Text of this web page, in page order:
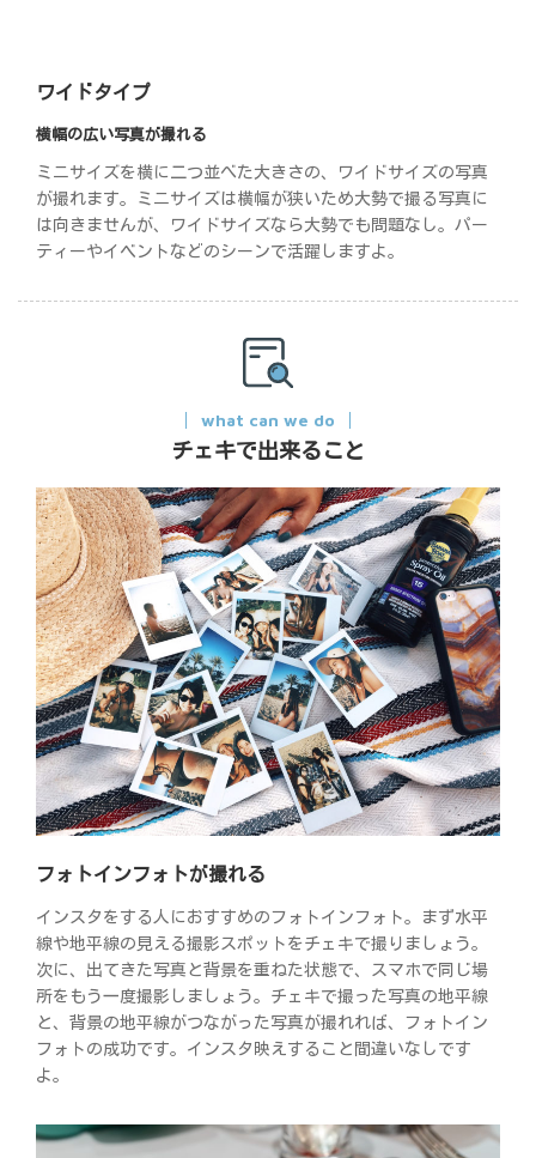
ワイドタイプ
横幅の広い写真が撮れる
ミニサイズを横に二つ並べた大きさの、ワイドサイズの写真
が撮れます。ミニサイズは横幅が狭いため大勢で撮る写真に
は向きませんが、ワイドサイズなら大勢でも問題なし。パー
ティーやイベントなどのシーンで活躍しますよ。
what can we do
チェキで出来ること
フォトインフォトが撮れる
インスタをする人におすすめのフォトインフォト。まず水平
線や地平線の見える撮影スポットをチェキで撮りましょう。
次に、出てきた写真と背景を重ねた状態で、スマホで同じ場
所をもう一度撮影しましょう。チェキで撮った写真の地平線
と、背景の地平線がつながった写真が撮れれば、フォトイン
フォトの成功です。インスタ映えすること間違いなしです
よ。